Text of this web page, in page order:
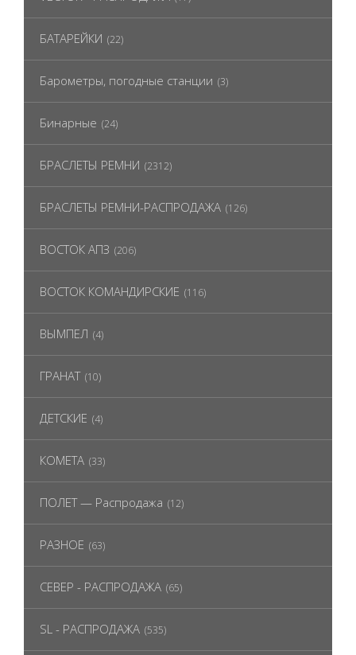
БАТАРЕЙКИ (22)
Барометры, погодные станции (3)
Бинарные (24)
БРАСЛЕТЫ РЕМНИ (2312)
БРАСЛЕТЫ РЕМНИ-РАСПРОДАЖА (126)
ВОСТОК АПЗ (206)
ВОСТОК КОМАНДИРСКИЕ (116)
ВЫМПЕЛ (4)
ГРАНАТ (10)
ДЕТСКИЕ (4)
КОМЕТА (33)
ПОЛЕТ — Распродажа (12)
РАЗНОЕ (63)
СЕВЕР - РАСПРОДАЖА (65)
SL - РАСПРОДАЖА (535)